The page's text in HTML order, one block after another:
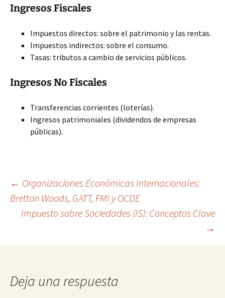
Ingresos Fiscales
Impuestos directos: sobre el patrimonio y las rentas.
Impuestos indirectos: sobre el consumo.
Tasas: tributos a cambio de servicios públicos.
Ingresos No Fiscales
Transferencias corrientes (loterías).
Ingresos patrimoniales (dividendos de empresas
públicas).
Navegación
de
entradas
← Organizaciones Económicas Internacionales:
Bretton Woods, GATT, FMI y OCDE
Impuesto sobre Sociedades (IS): Conceptos Clave
→
Deja una respuesta